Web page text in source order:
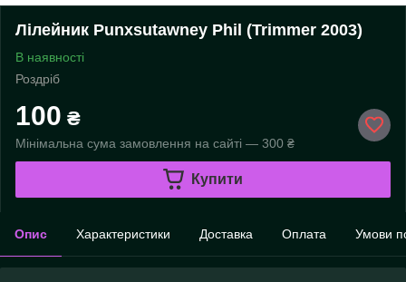
Лілейник Punxsutawney Phil (Trimmer 2003)
В наявності
Роздріб
100 ₴
Мінімальна сума замовлення на сайті — 300 ₴
Купити
Опис Характеристики Доставка Оплата Умови